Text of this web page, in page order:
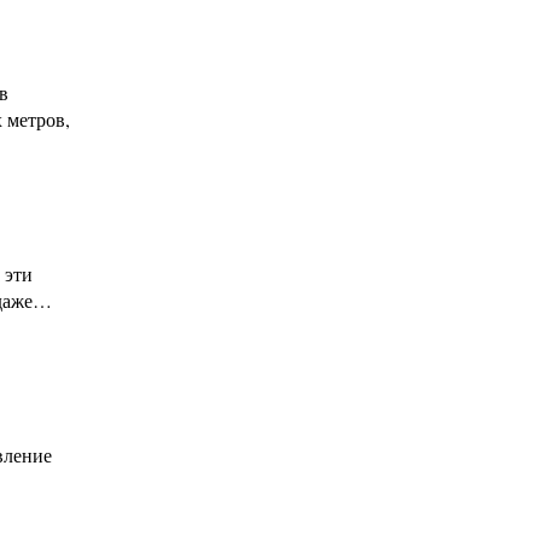
метров,